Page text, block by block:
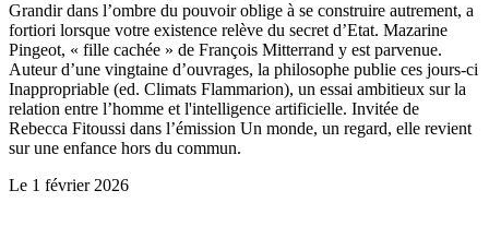
Grandir dans l’ombre du pouvoir oblige à se construire autrement, a
fortiori lorsque votre existence relève du secret d’Etat. Mazarine
Pingeot, « fille cachée » de François Mitterrand y est parvenue.
Auteur d’une vingtaine d’ouvrages, la philosophe publie ces jours-ci
Inappropriable (ed. Climats Flammarion), un essai ambitieux sur la
relation entre l’homme et l'intelligence artificielle. Invitée de
Rebecca Fitoussi dans l’émission Un monde, un regard, elle revient
sur une enfance hors du commun.
Le 1 février 2026